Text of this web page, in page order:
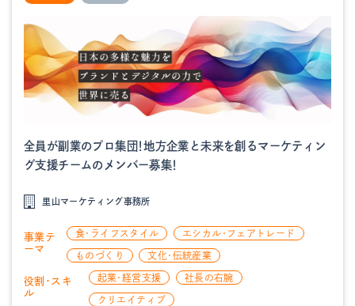
全員が副業のプロ集団！地方企業と未来を創るマーケティン
グ支援チームのメンバー募集！
里山マーケティング事務所
事業テ
ーマ
食・ライフスタイル エシカル・フェアトレード
ものづくり 文化・伝統産業
役割・スキ
ル
起業・経営支援 社長の右腕
クリエイティブ